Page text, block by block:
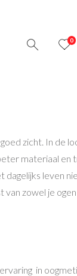
0
zicht. In de
materiaal en
dagelijks leven
zowel je ogen
in